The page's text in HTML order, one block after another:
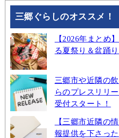
三郷ぐらしのオススメ！
【2026年まとめ
る夏祭り＆盆踊
三郷市や近隣の
らのプレスリリ
受付スタート！
【三郷市近隣の
報提供を下さっ